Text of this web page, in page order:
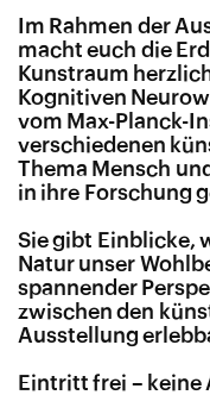
Im Rahmen der
macht euch die
Kunstraum
Kognitiven
vom Max-Planck-
verschiedenen
Thema Mensch
in ihre Forschung
Sie gibt Einblicke,
Natur unser
spannender
zwischen den
Ausstellung
Eintritt frei –